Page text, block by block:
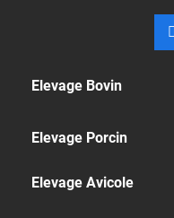
Elevage Bovin
Elevage Porcin
Elevage Avicole